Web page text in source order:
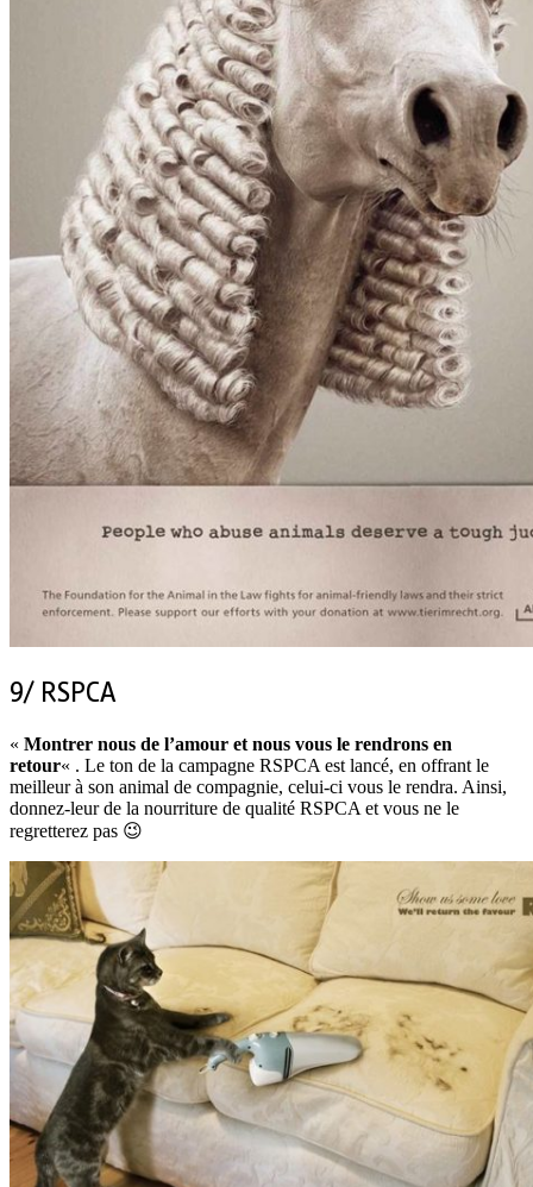
9/ RSPCA
« Montrer nous de l’amour et nous vous le rendrons en
retour« . Le ton de la campagne RSPCA est lancé, en offrant le
meilleur à son animal de compagnie, celui-ci vous le rendra. Ainsi,
donnez-leur de la nourriture de qualité RSPCA et vous ne le
regretterez pas 😉